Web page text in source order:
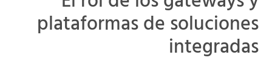
plataformas de soluciones
integradas